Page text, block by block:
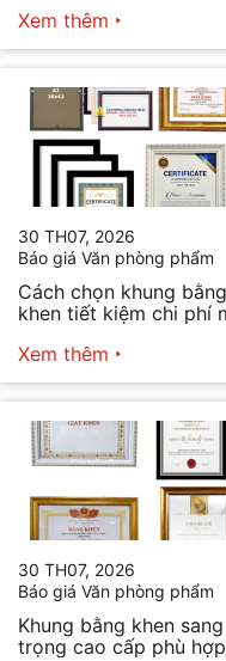
Xem thêm
30 TH07, 2026
Báo giá Văn phòng phẩm
Cách chọn khung bằng
khen tiết kiệm chi phí
Xem thêm
30 TH07, 2026
Báo giá Văn phòng phẩm
Khung bằng khen sang
trọng cao cấp phù hợp